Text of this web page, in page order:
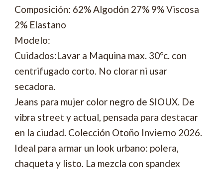
Composición: 62% Algodón 27% 9% Viscosa
2% Elastano
Modelo:
Cuidados:Lavar a Maquina max. 30°c. con
centrifugado corto. No clorar ni usar
secadora.
Jeans para mujer color negro de SIOUX. De
vibra street y actual, pensada para destacar
en la ciudad. Colección Otoño Invierno 2026.
Ideal para armar un look urbano: polera,
chaqueta y listo. La mezcla con spandex